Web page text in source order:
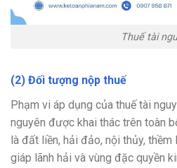
Thuế tài
(2) Đối tượng nộp thuế
Phạm vi áp dụng của thuế tài
nguyên được khai thác trên toàn
là đất liền, hải đảo, nội thủy,
giáp lãnh hải và vùng đặc quyền